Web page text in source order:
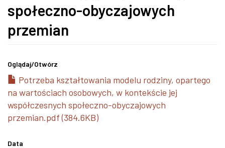
społeczno-obyczajowych
przemian
Oglądaj/Otwórz
Potrzeba kształtowania modelu rodziny, opartego
na wartościach osobowych, w kontekście jej
współczesnych społeczno-obyczajowych
przemian.pdf (384.6KB)
Data